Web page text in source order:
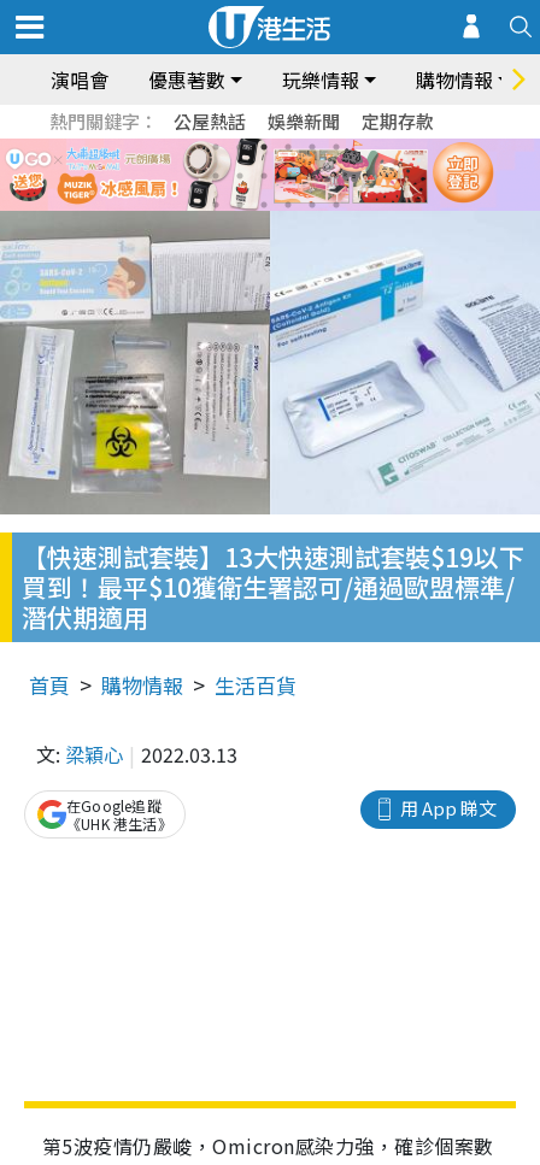
演唱會 優惠著數 玩樂情報 購物情報
熱門關鍵字： 公屋熱話 娛樂新聞 定期存款
【快速測試套裝】13大快速測試套裝$19以下
買到！最平$10獲衛生署認可/通過歐盟標準/
潛伏期適用
首頁 購物情報 生活百貨
文: 梁穎心 2022.03.13
用 App 睇文
在Google追蹤
《UHK 港生活》
第5波疫情仍嚴峻，Omicron感染力強，確診個案數